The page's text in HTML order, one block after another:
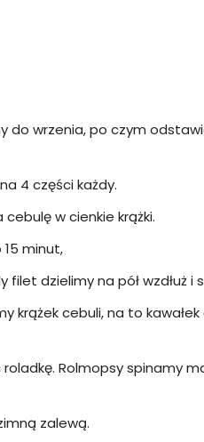
do wrzenia, po czym
4 części każdy.
cebulę w cienkie krążki.
minut,
filet dzielimy na pół wzdłuż
krążek cebuli, na to
Rolmopsy spinamy
zalewą.